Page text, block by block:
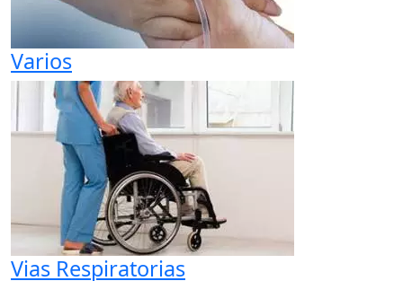
Varios
Vias Respiratorias